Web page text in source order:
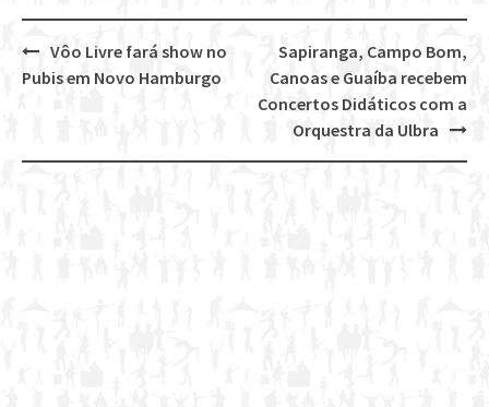
Post
Sapiranga, Campo Bom,
Canoas e Guaíba recebem
Concertos Didáticos com a
Orquestra da Ulbra
Vôo Livre fará show no
Pubis em Novo Hamburgo